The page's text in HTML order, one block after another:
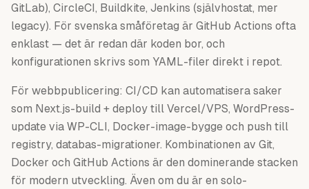
GitLab), CircleCI, Buildkite, Jenkins (självhostat, mer
legacy). För svenska småföretag är GitHub Actions ofta
enklast — det är redan där koden bor, och
konfigurationen skrivs som YAML-filer direkt i repot.
För webbpublicering: CI/CD kan automatisera saker
som Next.js-build + deploy till Vercel/VPS, WordPress-
update via WP-CLI, Docker-image-bygge och push till
registry, databas-migrationer. Kombinationen av Git,
Docker och GitHub Actions är den dominerande stacken
för modern utveckling. Även om du är en solo-